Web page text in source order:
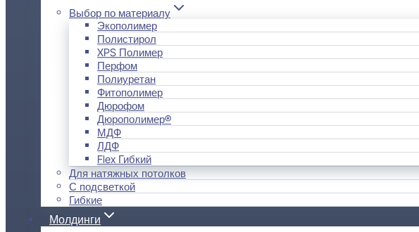
Выбор по материалу
Экополимер
Полистирол
XPS Полимер
Перфом
Полиуретан
Фитополимер
Дюрофом
Дюрополимер®
МДФ
ЛДФ
Flex Гибкий
Для натяжных потолков
С подсветкой
Гибкие
Молдинги